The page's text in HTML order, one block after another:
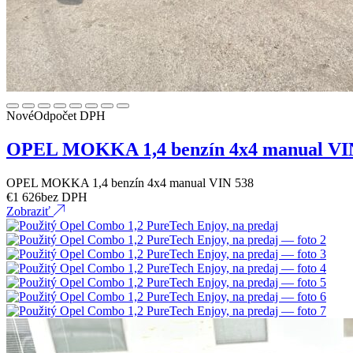
NovéOdpočet DPH
OPEL MOKKA 1,4 benzín 4x4 manual
OPEL MOKKA 1,4 benzín 4x4 manual VIN 538
€1 626bez DPH
Zobraziť